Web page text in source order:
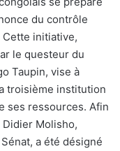
du contrôle
initiative,
le questeur du
Taupin, vise à
troisième institution
ses ressources. Afin
Molisho,
a été désigné